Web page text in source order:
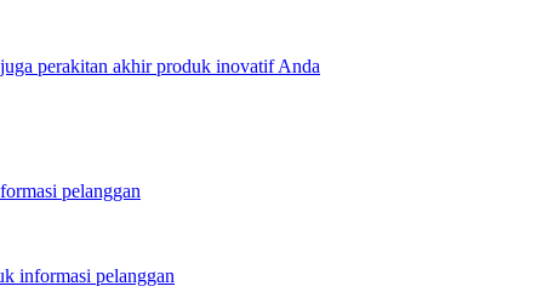
perakitan akhir produk inovatif Anda
pelanggan
informasi pelanggan